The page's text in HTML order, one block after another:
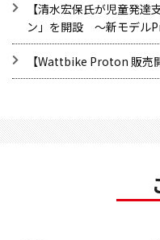
【清水宏保氏が児童発
ン」を開設 ～新モデル
【Wattbike Proton 販売